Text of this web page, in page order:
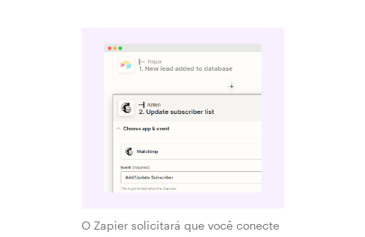
O Zapier solicitará que você conecte